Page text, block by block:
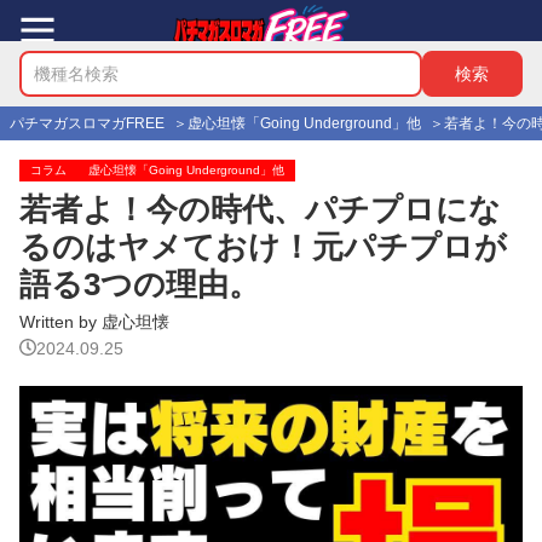
パチマガスロマガFREE 虚心坦懐「Going Underground」他 若者よ！今の
コラム 虚心坦懐「Going Underground」他
若者よ！今の時代、パチプロにな
るのはヤメておけ！元パチプロが
語る3つの理由。
Written by 虚心坦懐
2024.09.25